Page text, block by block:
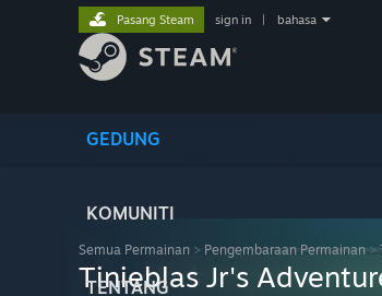
GEDUNG
KOMUNITI
TENTANG
Pasang Steam sign in bahasa
Semua Permainan > Pengembaraan Permainan >
Tinieblas Jr's